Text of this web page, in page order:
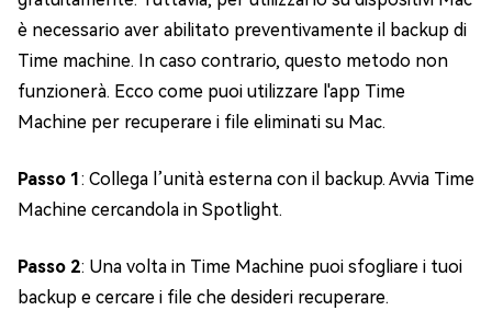
è necessario aver abilitato preventivamente il backup di
Time machine. In caso contrario, questo metodo non
funzionerà. Ecco come puoi utilizzare l'app Time
Machine per recuperare i file eliminati su Mac.
Passo 1: Collega l’unità esterna con il backup. Avvia Time
Machine cercandola in Spotlight.
Passo 2: Una volta in Time Machine puoi sfogliare i tuoi
backup e cercare i file che desideri recuperare.